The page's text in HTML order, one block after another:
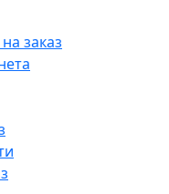
заказ